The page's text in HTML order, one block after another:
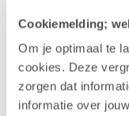
Cookiemelding;
Om je optimaal te
cookies. Deze
zorgen dat
informatie over
Faciliteiten